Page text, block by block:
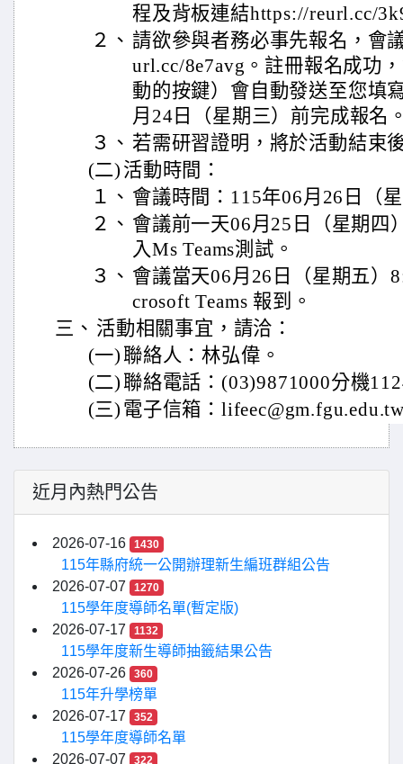
程及背板連結https://reurl.cc/
２、 請欲參與者務必事先報名，會
url.cc/8e7avg。註冊報名成功
動的按鍵）會自動發送至您填
月24日（星期三）前完成報名
３、 若需研習證明，將於活動結束
(二) 活動時間：
１、 會議時間：115年06月26日（
２、 會議前一天06月25日（星期四
入Ms Teams測試。
３、 會議當天06月26日（星期五）
crosoft Teams 報到。
三、 活動相關事宜，請洽：
(一) 聯絡人：林弘偉。
(二) 聯絡電話：(03)9871000分機
(三) 電子信箱：
近月內熱門公告
2026-07-16 1430
115年縣府統一公開辦理新生編班群組公告
2026-07-07
1270
115學年度導師名單(暫定版)
2026-07-17
1132
115學年度新生導師抽籤結果公告
2026-07-26
360
115年升學榜單
2026-07-17
352
115學年度導師名單
2026-07-07
322